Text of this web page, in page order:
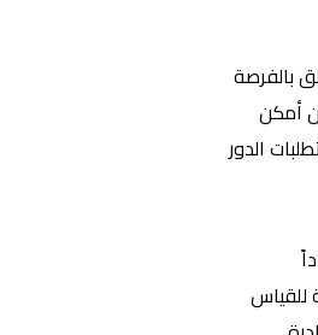
أمكن
الدور
للقياس